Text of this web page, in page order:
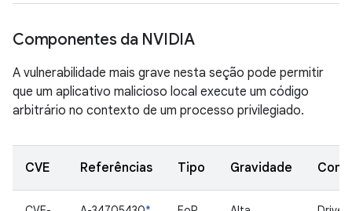
Componentes da NVIDIA
A vulnerabilidade mais grave nesta seção pode permitir
que um aplicativo malicioso local execute um código
arbitrário no contexto de um processo privilegiado.
CVE Referências Tipo Gravidade